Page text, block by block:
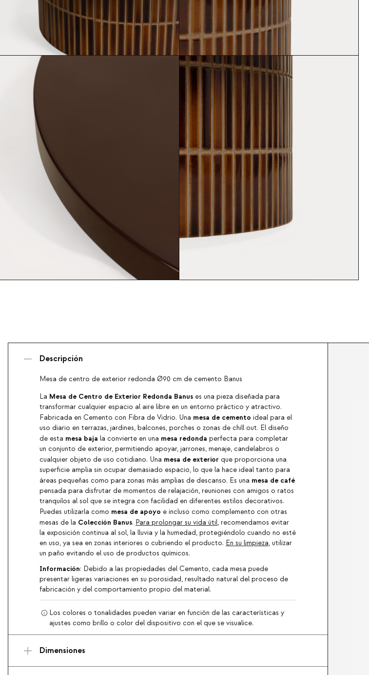
Descripción
Mesa de centro de exterior redonda Ø90 cm de cemento Banus
La Mesa de Centro de Exterior Redonda Banus es una pieza diseñada para
transformar cualquier espacio al aire libre en un entorno práctico y atractivo.
Fabricada en Cemento con Fibra de Vidrio. Una mesa de cemento ideal para el
uso diario en terrazas, jardines, balcones, porches o zonas de chill out. El diseño
de esta mesa baja la convierte en una mesa redonda perfecta para completar
un conjunto de exterior, permitiendo apoyar, jarrones, menaje, candelabros o
cualquier objeto de uso cotidiano. Una mesa de exterior que proporciona una
superficie amplia sin ocupar demasiado espacio, lo que la hace ideal tanto para
áreas pequeñas como para zonas más amplias de descanso. Es una mesa de café
pensada para disfrutar de momentos de relajación, reuniones con amigos o ratos
tranquilos al sol que se integra con facilidad en diferentes estilos decorativos.
Puedes utilizarla como mesa de apoyo e incluso como complemento con otras
mesas de la Colección Banus. Para prolongar su vida útil, recomendamos evitar
la exposición continua al sol, la lluvia y la humedad, protegiéndolo cuando no esté
en uso, ya sea en zonas interiores o cubriendo el producto. En su limpieza, utilizar
un paño evitando el uso de productos químicos.
Información: Debido a las propiedades del Cemento, cada mesa puede
presentar ligeras variaciones en su porosidad, resultado natural del proceso de
fabricación y del comportamiento propio del material.
Los colores o tonalidades pueden variar en función de las características y
ajustes como brillo o color del dispositivo con el que se visualice.
Dimensiones